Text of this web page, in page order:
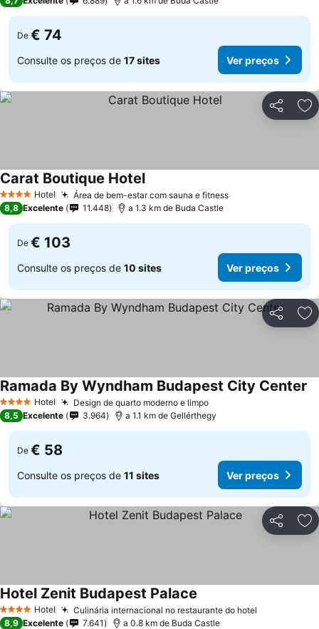
De € 74
Consulte os preços de 17 sites Ver preços
Partilhar
4 EstrelasHotel Área de bem-estar com sauna e fitness
Carat Boutique Hotel
8,8 Excelente 11.448 a 1.3 km de Buda Castle
De € 103
Consulte os preços de 10 sites Ver preços
Partilhar
4 EstrelasHotel Design de quarto moderno e limpo
Ramada By Wyndham Budapest City Center
8,5 Excelente 3.964 a 1.1 km de Gellérthegy
De € 58
Consulte os preços de 11 sites Ver preços
Partilhar
4 EstrelasHotel Culinária internacional no restaurante do hotel
Hotel Zenit Budapest Palace
8,9 Excelente 7.641 a 0.8 km de Buda Castle